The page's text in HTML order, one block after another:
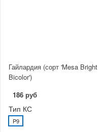
Гайлардия (сорт 'Mesa Bright
Bicolor')
186 руб
Тип КС
P9